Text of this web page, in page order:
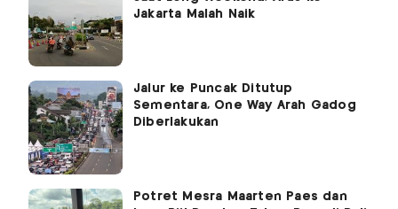
Jakarta Malah Naik
Jalur ke Puncak Ditutup
Sementara, One Way Arah Gadog
Diberlakukan
Potret Mesra Maarten Paes dan